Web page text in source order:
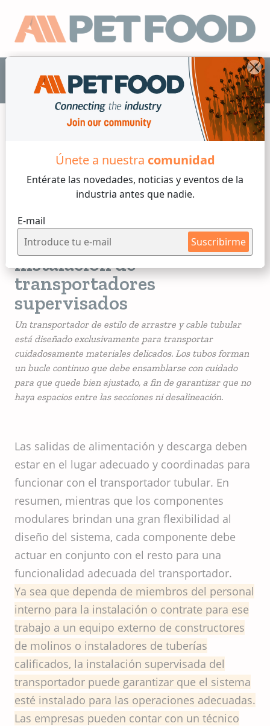
Únete a nuestra comunidad
Entérate las novedades, noticias y eventos de la
industria antes que nadie.
E-mail
Suscribirme
ES
Transporte
3 min de lectura
Martes, 18 de Octubre, 2022
Operaciones fluidas con
instalación de
transportadores
supervisados
Un transportador de estilo de arrastre y cable tubular
está diseñado exclusivamente para transportar
cuidadosamente materiales delicados. Los tubos forman
un bucle continuo que debe ensamblarse con cuidado
para que quede bien ajustado, a fin de garantizar que no
haya espacios entre las secciones ni desalineación.
Las salidas de alimentación y descarga deben
estar en el lugar adecuado y coordinadas para
funcionar con el transportador tubular. En
resumen, mientras que los componentes
modulares brindan una gran flexibilidad al
diseño del sistema, cada componente debe
actuar en conjunto con el resto para una
funcionalidad adecuada del transportador.
Ya sea que dependa de miembros del personal
interno para la instalación o contrate para ese
trabajo a un equipo externo de constructores
de molinos o instaladores de tuberías
calificados, la instalación supervisada del
transportador puede garantizar que el sistema
esté instalado para las operaciones adecuadas.
Las empresas pueden contar con un técnico